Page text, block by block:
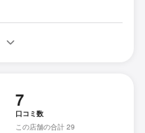
7
口コミ数
この店舗の合計 29